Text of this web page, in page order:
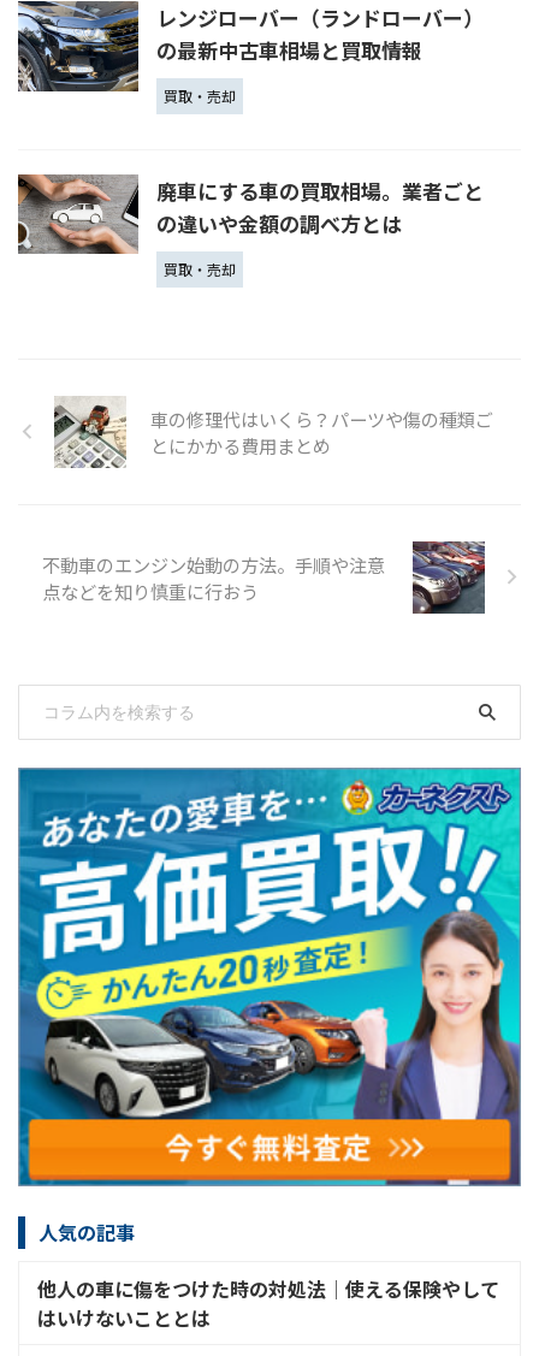
レンジローバー（ランドローバー）
の最新中古車相場と買取情報
買取・売却
廃車にする車の買取相場。業者ごと
の違いや金額の調べ方とは
買取・売却
車の修理代はいくら？パーツや傷の種類ご
とにかかる費用まとめ
不動車のエンジン始動の方法。手順や注意
点などを知り慎重に行おう
人気の記事
他人の車に傷をつけた時の対処法│使える保険やして
はいけないこととは